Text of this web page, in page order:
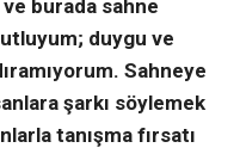
burada sahne
duygu ve
Sahneye
şarkı söylemek
tanışma fırsatı